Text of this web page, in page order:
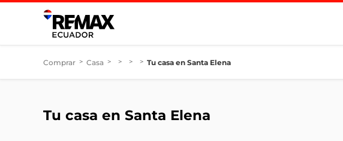
Comprar > Casa > > > > Tu casa en Santa Elena
Tu casa en Santa Elena